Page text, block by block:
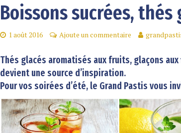
Boissons sucrées,
1 août 2016 Ajoute un commentaire
Thés glacés aromatisés aux fruits, glaçons
devient une source d’inspiration.
Pour vos soirées d’été, le Grand Pastis vous